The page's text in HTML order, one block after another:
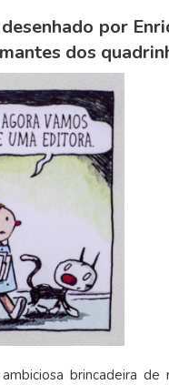
por
dos
brincadeira de